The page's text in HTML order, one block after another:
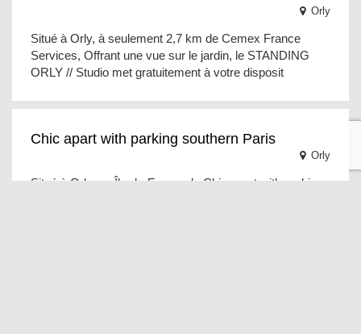
Orly
Situé à Orly, à seulement 2,7 km de Cemex France
Services, Offrant une vue sur le jardin, le STANDING
ORLY // Studio met gratuitement à votre disposit
Chic apart with parking southern Paris
Orly
Situé à Orly, en Île-de-France, le Chic apart with parking